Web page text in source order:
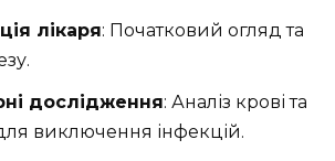
лікаря: Початковий огляд та
дослідження: Аналіз крові та
виключення інфекцій.